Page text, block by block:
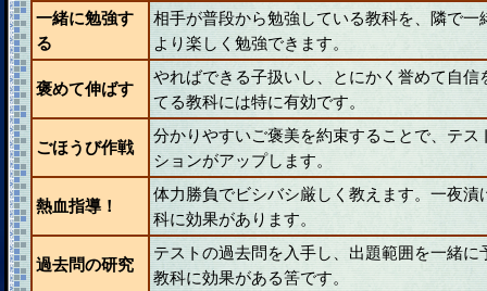
一緒に勉強す
る
相手が普段から勉強している教科を、隣で
より楽しく勉強できます。
褒めて伸ばす
やればできる子扱いし、とにかく誉めて自
てる教科には特に有効です。
ごほうび作戦
分かりやすいご褒美を約束することで、テ
ションがアップします。
熱血指導！
体力勝負でビシバシ厳しく教えます。一夜
科に効果があります。
過去問の研究
テストの過去問を入手し、出題範囲を一緒
教科に効果がある筈です。